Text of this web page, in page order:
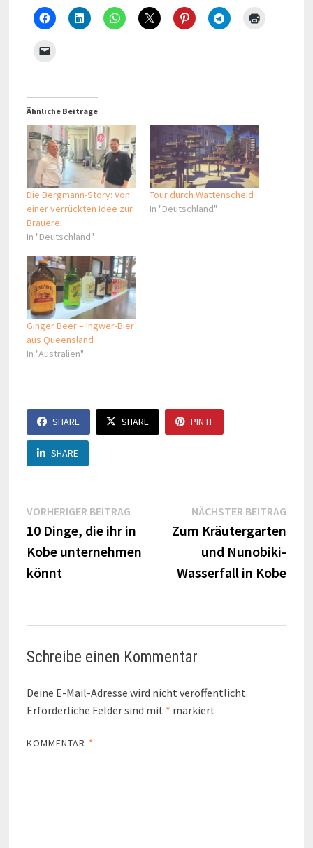
Ähnliche Beiträge
Die Bergmann-Story: Von
einer verrückten Idee zur
Brauerei
In "Deutschland"
Tour durch Wattenscheid
In "Deutschland"
Ginger Beer – Ingwer-Bier
aus Queensland
In "Australien"
SHARE SHARE PIN IT
SHARE
Beitragsnavigation
VORHERIGER BEITRAGVorheriger
Beitrag:
10 Dinge, die ihr in
Kobe unternehmen
könnt
NÄCHSTER BEITRAG
Zum Kräutergarten
und Nunobiki-
Wasserfall in Kobe
Schreibe einen Kommentar
Deine E-Mail-Adresse wird nicht veröffentlicht.
Erforderliche Felder sind mit * markiert
KOMMENTAR *